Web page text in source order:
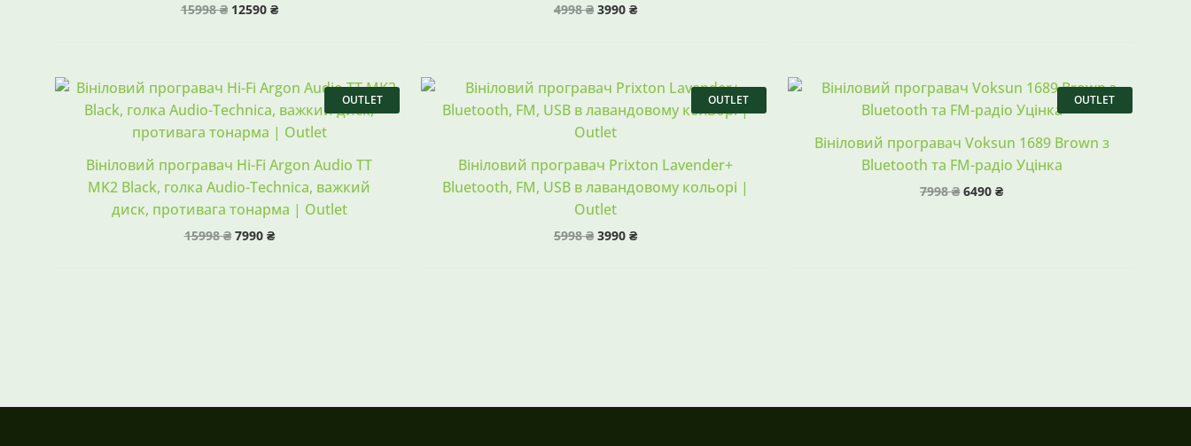
15998₴ 12590 ₴ 4998₴ 3990 ₴
Вініловий програвач Hi-Fi Argon Audio TT
MK2 Black, голка Audio-Technica, важкий
диск, противага тонарма | Outlet
15998₴
Оригінальна
15998 ₴.
7990 ₴
Поточна
ціна:
7990 ₴.
OUTLET
Вініловий програвач Prixton Lavender+
Bluetooth, FM, USB в лавандовому кольорі |
Outlet
5998₴
Оригінальна
5998 ₴.
3990 ₴
Поточна
3990 ₴.
OUTLET
Вініловий програвач Voksun 1689 Brown з
Bluetooth та FM-радіо Уцінка
7998₴
Оригінальна
7998 ₴.
6490₴
Поточна
6490 ₴.
OUTLET